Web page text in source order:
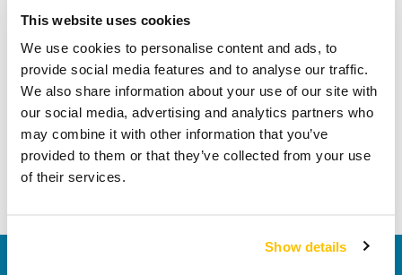
This website uses cookies
We use cookies to personalise content and ads, to
provide social media features and to analyse our traffic.
We also share information about your use of our site with
our social media, advertising and analytics partners who
may combine it with other information that you’ve
provided to them or that they’ve collected from your use
of their services.
Show details
Effettua un reso facilmente su www.mirka.com/it-
it/supporto/reso-articoli
Informazioni sul prodotto
Supporto a Bretelle per Cintura Multi-Funzione Mirka.